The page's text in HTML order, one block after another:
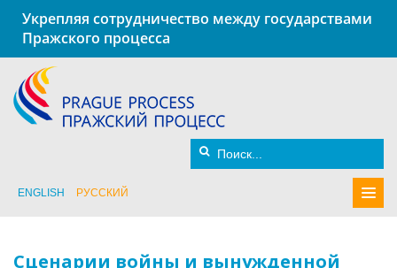
Укрепляя сотрудничество между государствами
Пражского процесса
ENGLISH РУССКИЙ
Сценарии войны и вынужденной